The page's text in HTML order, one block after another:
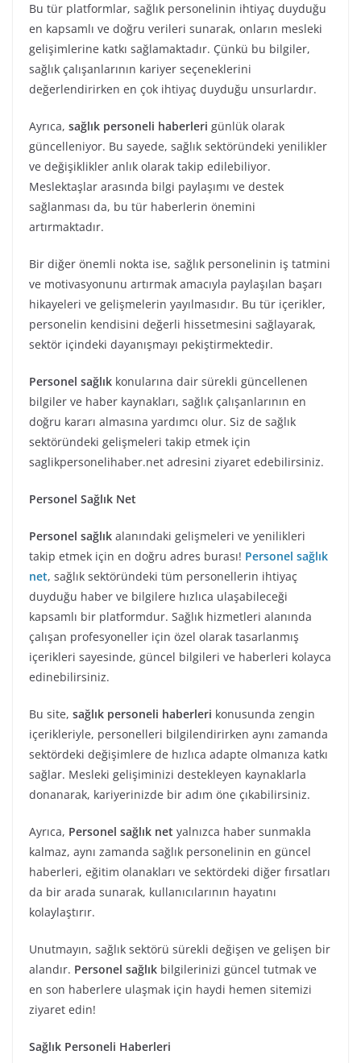
Bu tür platformlar, sağlık personelinin ihtiyaç duyduğu
en kapsamlı ve doğru verileri sunarak, onların mesleki
gelişimlerine katkı sağlamaktadır. Çünkü bu bilgiler,
sağlık çalışanlarının kariyer seçeneklerini
değerlendirirken en çok ihtiyaç duyduğu unsurlardır.
Ayrıca, sağlık personeli haberleri günlük olarak
güncelleniyor. Bu sayede, sağlık sektöründeki yenilikler
ve değişiklikler anlık olarak takip edilebiliyor.
Meslektaşlar arasında bilgi paylaşımı ve destek
sağlanması da, bu tür haberlerin önemini
artırmaktadır.
Bir diğer önemli nokta ise, sağlık personelinin iş tatmini
ve motivasyonunu artırmak amacıyla paylaşılan başarı
hikayeleri ve gelişmelerin yayılmasıdır. Bu tür içerikler,
personelin kendisini değerli hissetmesini sağlayarak,
sektör içindeki dayanışmayı pekiştirmektedir.
Personel sağlık konularına dair sürekli güncellenen
bilgiler ve haber kaynakları, sağlık çalışanlarının en
doğru kararı almasına yardımcı olur. Siz de sağlık
sektöründeki gelişmeleri takip etmek için
saglikpersonelihaber.net adresini ziyaret edebilirsiniz.
Personel Sağlık Net
Personel sağlık alanındaki gelişmeleri ve yenilikleri
takip etmek için en doğru adres burası! Personel sağlık
net, sağlık sektöründeki tüm personellerin ihtiyaç
duyduğu haber ve bilgilere hızlıca ulaşabileceği
kapsamlı bir platformdur. Sağlık hizmetleri alanında
çalışan profesyoneller için özel olarak tasarlanmış
içerikleri sayesinde, güncel bilgileri ve haberleri kolayca
edinebilirsiniz.
Bu site, sağlık personeli haberleri konusunda zengin
içerikleriyle, personelleri bilgilendirirken aynı zamanda
sektördeki değişimlere de hızlıca adapte olmanıza katkı
sağlar. Mesleki gelişiminizi destekleyen kaynaklarla
donanarak, kariyerinizde bir adım öne çıkabilirsiniz.
Ayrıca, Personel sağlık net yalnızca haber sunmakla
kalmaz, aynı zamanda sağlık personelinin en güncel
haberleri, eğitim olanakları ve sektördeki diğer fırsatları
da bir arada sunarak, kullanıcılarının hayatını
kolaylaştırır.
Unutmayın, sağlık sektörü sürekli değişen ve gelişen bir
alandır. Personel sağlık bilgilerinizi güncel tutmak ve
en son haberlere ulaşmak için haydi hemen sitemizi
ziyaret edin!
Sağlık Personeli Haberleri